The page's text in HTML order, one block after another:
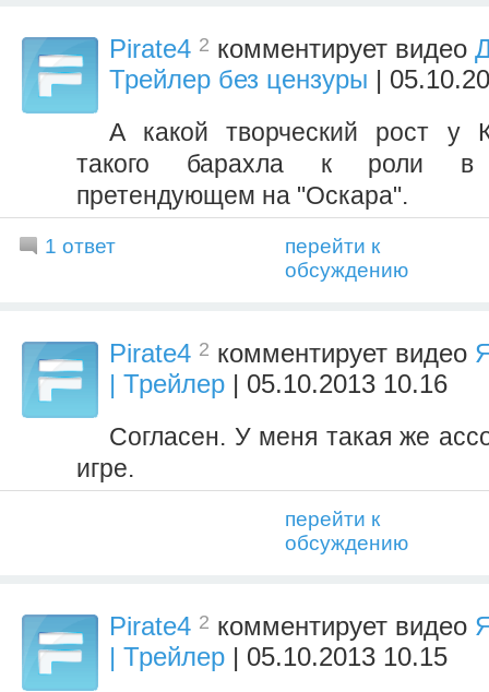
Pirate4 2 комментирует видео
Трейлер без цензуры |
А какой творческий рост у
такого барахла к роли в
претендующем на "Оскара".
1 ответ
перейти к
обсуждению
Pirate4 2 комментирует видео
| Трейлер | 05.10.2013 10.16
Согласен. У меня такая же
игре.
перейти к
обсуждению
Pirate4 2 комментирует видео
| Трейлер | 05.10.2013 10.15